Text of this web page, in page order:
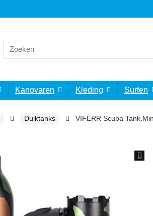
Search
for:
Kanovaren Kleding Surfen
Duiktanks
VIFERR Scuba